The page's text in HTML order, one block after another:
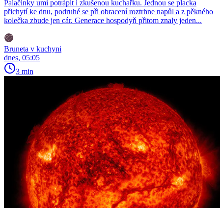
Palačinky umí potrápit i zkušenou kuchařku. Jednou se placka
přichytí ke dnu, podruhé se při obracení roztrhne napůl a z pěkného
kolečka zbude jen cár. Generace hospodyň přitom znaly jeden...
Bruneta v kuchyni
dnes, 05:05
3 min